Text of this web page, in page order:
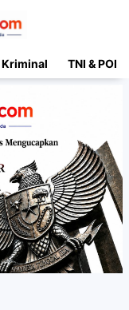
Kriminal TNI &